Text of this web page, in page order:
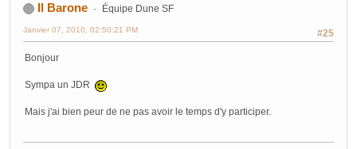
Il Barone Équipe Dune SF
#25
Janvier 07, 2010, 02:50:21 PM
Bonjour
Sympa un JDR
Mais j'ai bien peur de ne pas avoir le temps d'y participer.